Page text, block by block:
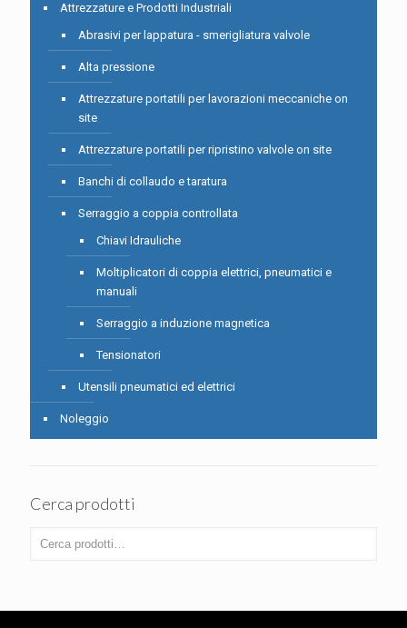
Attrezzature e Prodotti Industriali
Abrasivi per lappatura - smerigliatura valvole
Alta pressione
Attrezzature portatili per lavorazioni meccaniche on
site
Attrezzature portatili per ripristino valvole on site
Banchi di collaudo e taratura
Serraggio a coppia controllata
Chiavi Idrauliche
Moltiplicatori di coppia elettrici, pneumatici e
manuali
Serraggio a induzione magnetica
Tensionatori
Utensili pneumatici ed elettrici
Noleggio
Cerca prodotti